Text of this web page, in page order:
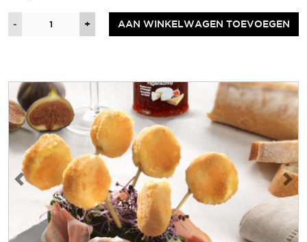
- + AAN WINKELWAGEN TOEVOEGEN
Vorige